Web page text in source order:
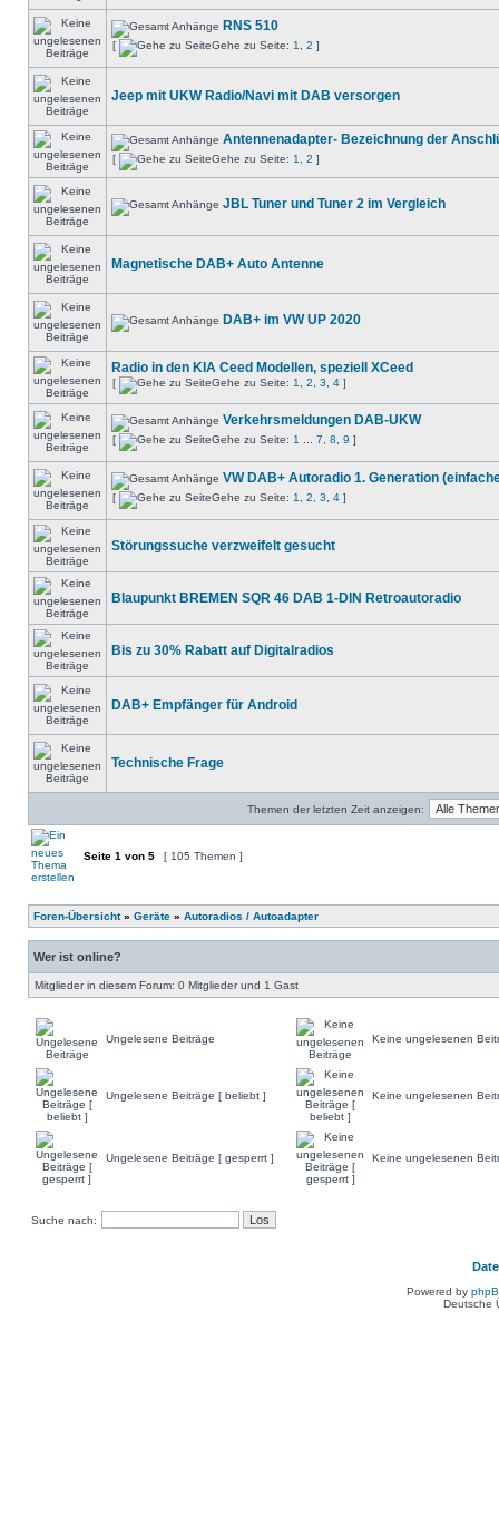
RNS 510
[ Gehe zu Seite: 1 2 ]
Jeep mit UKW Radio/Navi mit DAB versorgen
Antennenadapter- Bezeichnung der
[ Gehe zu Seite: 1 2 ]
JBL Tuner und Tuner 2 im Vergleich
Magnetische DAB+ Auto Antenne
DAB+ im VW UP 2020
Radio in den KIA Ceed Modellen, speziell XCeed
[ Gehe zu Seite: 1 2 3 4 ]
Verkehrsmeldungen DAB-UKW
[ Gehe zu Seite: 1 7 8 9 ]
VW DAB+ Autoradio 1. Generation
[ Gehe zu Seite: 1 2 3 4 ]
Störungssuche verzweifelt gesucht
Blaupunkt BREMEN SQR 46 DAB 1-DIN Retroautoradio
Bis zu 30% Rabatt auf Digitalradios
DAB+ Empfänger für Android
Technische Frage
Themen der letzten Zeit anzeigen:
Seite 1 von 5 [ 105 Themen ]
Foren-Übersicht» Geräte » Autoradios / Autoadapter
Wer ist online?
Mitglieder in diesem Forum: 0 Mitglieder und 1 Gast
Ungelesene Beiträge Keine ungelesenen
Ungelesene Beiträge [ beliebt ] Keine ungelesenen
Ungelesene Beiträge [ gesperrt ] Keine ungelesenen
Suche nach:
Powered by
Deutsche